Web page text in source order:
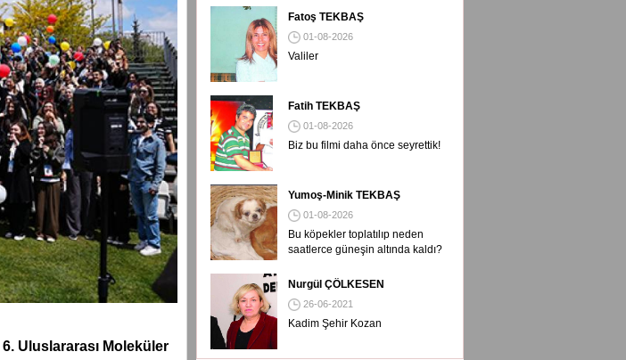
6. Uluslararası Moleküler
Fatoş TEKBAŞ
01-08-2026
Valiler
Fatih TEKBAŞ
01-08-2026
Biz bu filmi daha önce seyrettik!
Yumoş-Minik TEKBAŞ
01-08-2026
Bu köpekler toplatılıp neden
saatlerce güneşin altında kaldı?
Nurgül ÇÖLKESEN
26-06-2021
Kadim Şehir Kozan